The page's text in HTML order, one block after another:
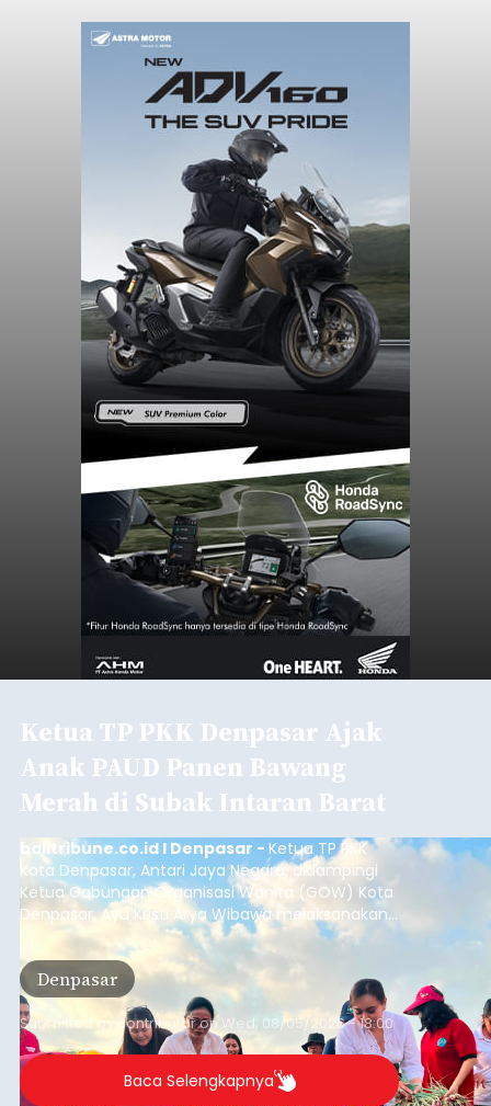
Ketua TP PKK Denpasar Ajak
Anak PAUD Panen Bawang
Merah di Subak Intaran Barat
balitribune.co.id I Denpasar - Ketua TP PKK
Kota Denpasar, Antari Jaya Negara, didampingi
Ketua Gabungan Organisasi Wanita (GOW) Kota
Denpasar, Ayu Kristi Arya Wibawa melaksanakan
panen bawang merah dan jagung manis
bersama anak-anak Pendidikan Anak Usia Dini
(PAUD) di Subak Intaran Barat, Rabu (5/8/2026).
Denpasar
Submitted by contributoron Wed, 08/05/2026 - 18:00
Baca Selengkapnya